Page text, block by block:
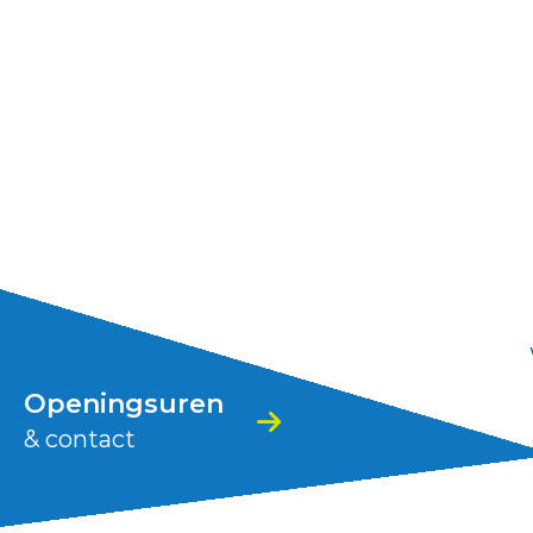
Openingsuren
& contact